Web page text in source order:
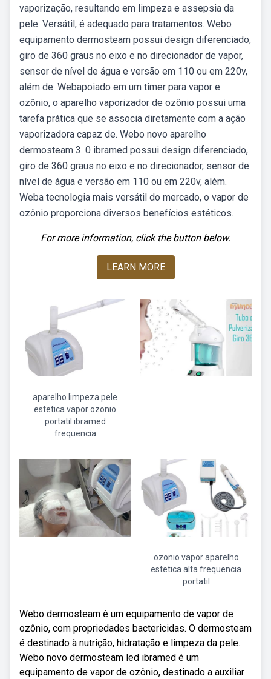
vaporização, resultando em limpeza e assepsia da
pele. Versátil, é adequado para tratamentos. Webo
equipamento dermosteam possui design diferenciado,
giro de 360 graus no eixo e no direcionador de vapor,
sensor de nível de água e versão em 110 ou em 220v,
além de. Webapoiado em um timer para vapor e
ozônio, o aparelho vaporizador de ozônio possui uma
tarefa prática que se associa diretamente com a ação
vaporizadora capaz de. Webo novo aparelho
dermosteam 3. 0 ibramed possui design diferenciado,
giro de 360 graus no eixo e no direcionador, sensor de
nível de água e versão em 110 ou em 220v, além.
Weba tecnologia mais versátil do mercado, o vapor de
ozônio proporciona diversos benefícios estéticos.
For more information, click the button below.
LEARN MORE
aparelho limpeza pele
estetica vapor ozonio
portatil ibramed
frequencia
ozonio vapor aparelho
estetica alta frequencia
portatil
Webo dermosteam é um equipamento de vapor de
ozônio, com propriedades bactericidas. O dermosteam
é destinado à nutrição, hidratação e limpeza da pele.
Webo novo dermosteam led ibramed é um
equipamento de vapor de ozônio, destinado a auxiliar